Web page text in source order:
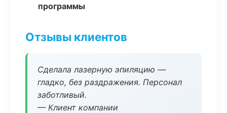
программы
Отзывы клиентов
Сделала лазерную эпиляцию —
гладко, без раздражения. Персонал
заботливый.
— Клиент компании